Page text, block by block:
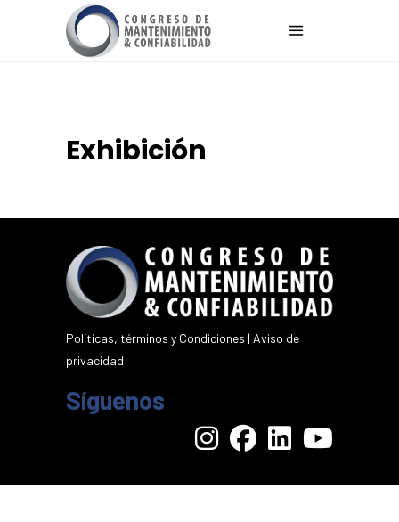
Exhibición
Políticas, términos y Condiciones | Aviso de
privacidad
Síguenos